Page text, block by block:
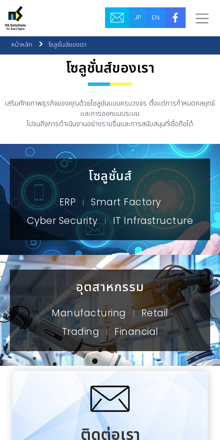
JP EN
หน้าหลัก โซลูชั่นส์ของเรา
โซลูชั่นส์ของเรา
เสริมศักยภาพธุรกิจของคุณด้วยโซลูชันแบบครบวงจร ตั้งแต่การกำหนดกลยุทธ์
และการออกแบบระบบ
ไปจนถึงการดำเนินงานอย่างราบรื่นและการสนับสนุนที่เชื่อถือได้
โซลูชั่นส์
ERP |
Smart Factory
Cyber Security | IT Infrastructure
อุตสาหกรรม
Manufacturing | Retail
Trading
| Financial
ติดต่อเรา